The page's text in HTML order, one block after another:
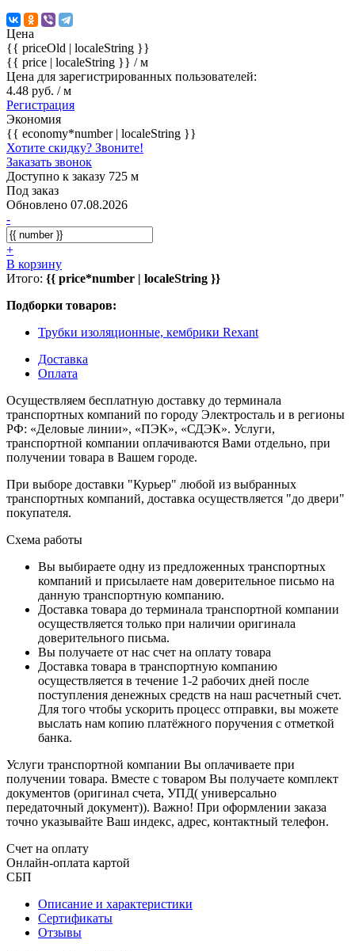
Цена
{{ priceOld | localeString }}
{{ price | localeString }} / м
Цена для зарегистрированных пользователей:
4.48 руб. / м
Регистрация
Экономия
{{ economy*number | localeString }}
Хотите скидку? Звоните!
Заказать звонок
Доступно к заказу 725 м
Под заказ
Обновлено 07.08.2026
-
+
В корзину
Итого: {{ price*number | localeString }}
Подборки товаров:
Трубки изоляционные, кембрики Rexant
Доставка
Оплата
Осуществляем бесплатную доставку до терминала
транспортных компаний по городу Электросталь и в регионы
РФ: «Деловые линии», «ПЭК», «СДЭК». Услуги,
транспортной компании оплачиваются Вами отдельно, при
получении товара в Вашем городе.
При выборе доставки "Курьер" любой из выбранных
транспортных компаний, доставка осуществляется "до двери"
покупателя.
Схема работы
Вы выбираете одну из предложенных транспортных
компаний и присылаете нам доверительное письмо на
данную транспортную компанию.
Доставка товара до терминала транспортной компании
осуществляется только при наличии оригинала
доверительного письма.
Вы получаете от нас счет на оплату товара
Доставка товара в транспортную компанию
осуществляется в течение 1-2 рабочих дней после
поступления денежных средств на наш расчетный счет.
Для того чтобы ускорить процесс отправки, вы можете
выслать нам копию платёжного поручения с отметкой
банка.
Услуги транспортной компании Вы оплачиваете при
получении товара. Вместе с товаром Вы получаете комплект
документов (оригинал счета, УПД( универсально
передаточный документ)). Важно! При оформлении заказа
точно указывайте Ваш индекс, адрес, контактный телефон.
Счет на оплату
Онлайн-оплата картой
СБП
Описание и характеристики
Сертификаты
Отзывы